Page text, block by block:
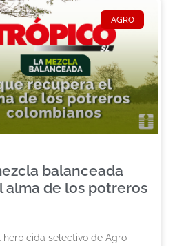
AGRO
balanceada
alma de los potreros
herbicida selectivo de Agro